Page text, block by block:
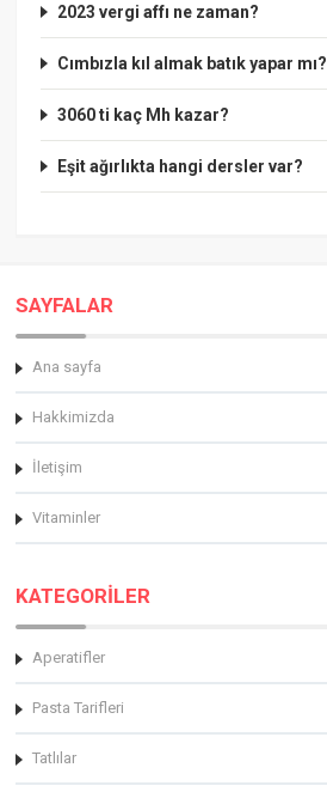
2023 vergi affı ne zaman?
Cımbızla kıl almak batık yapar mı?
3060 ti kaç Mh kazar?
Eşit ağırlıkta hangi dersler var?
SAYFALAR
Ana sayfa
Hakkimizda
İletişim
Vitaminler
KATEGORİLER
Aperatifler
Pasta Tarifleri
Tatlılar